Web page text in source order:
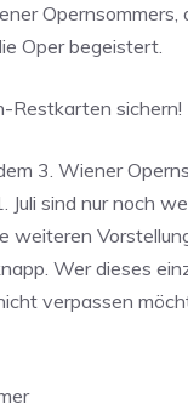
Oper begeistert.
Restkarten sichern!
3. Wiener
Juli sind nur noch
weiteren
Wer dieses
verpassen